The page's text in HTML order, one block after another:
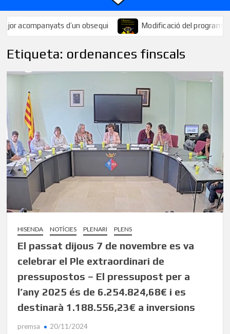
d’un obsequi Modificació del programa de la
Etiqueta: ordenances finscals
HISENDA NOTÍCIES PLENARI PLENS
El passat dijous 7 de novembre es va
celebrar el Ple extraordinari de
pressupostos – El pressupost per a
l’any 2025 és de 6.254.824,68€ i es
destinarà 1.188.556,23€ a inversions
premsa 20/11/2024